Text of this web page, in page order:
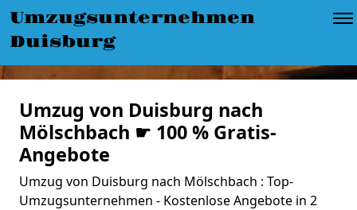
Umzugsunternehmen
Duisburg
Umzug von Duisburg nach
Mölschbach ☛ 100 % Gratis-
Angebote
Umzug von Duisburg nach Mölschbach : Top-
Umzugsunternehmen - Kostenlose Angebote in 2